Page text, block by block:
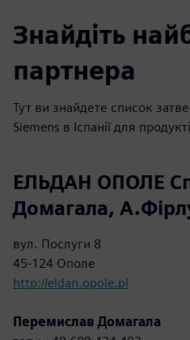
Знайдіть
партнера
Тут ви знайдете список
Siemens в Іспанії для
ЕЛЬДАН ОПОЛЕ
Домагала,
вул. Послуги 8
45-124 Ополе
http://eldan.opole.pl
Перемислав Домагала